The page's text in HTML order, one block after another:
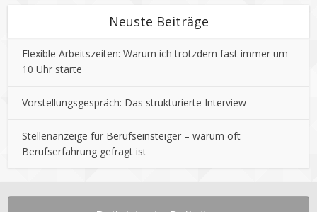
Neuste Beiträge
Flexible Arbeitszeiten: Warum ich trotzdem fast immer um
10 Uhr starte
Vorstellungsgespräch: Das strukturierte Interview
Stellenanzeige für Berufseinsteiger – warum oft
Berufserfahrung gefragt ist